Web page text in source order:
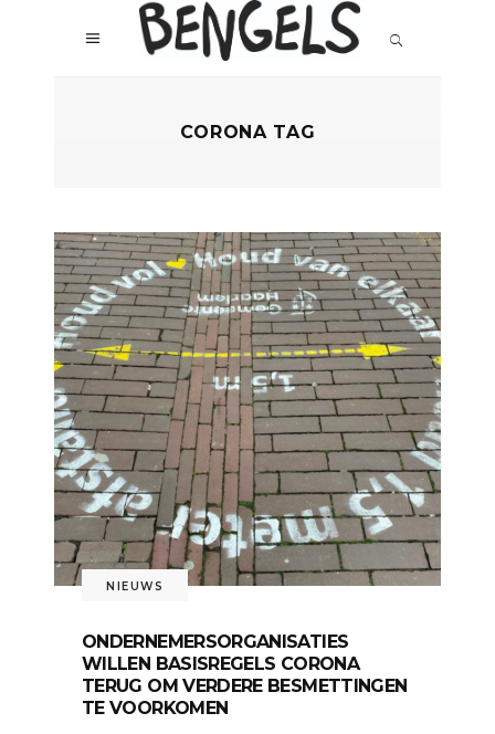
CORONA TAG
NIEUWS
ONDERNEMERSORGANISATIES
WILLEN BASISREGELS CORONA
TERUG OM VERDERE BESMETTINGEN
TE VOORKOMEN